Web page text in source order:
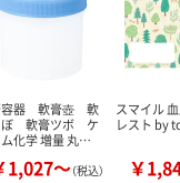
容器 軟膏壺 軟
ぼ 軟膏ツボ ケ
化学 増量 丸…
1,027～（税込）
スマイル
レスト by
￥